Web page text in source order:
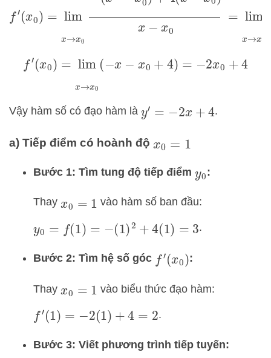
(
2− 2) − x0 limx x
)
+4 )x −x0
f′(x0 )= limx→x0 (− x−x0 +4 )=−2x0+ 4
Vậy hàm số có đạo hàm là y′ =− 2x+4 .
a) Tiếp điểm có hoành độ x0 =1
Bước 1: Tìm tung độ tiếp điểm y0:
Thay x0 =1 vào hàm số ban đầu:
y0 =f 1)=− (1 )2+4(1 )= 3 .
Bước 2: Tìm hệ số góc f′(x0) :
Thay x0 =1 vào biểu thức đạo hàm:
f′(1)= −2 (1)+4=2 .
Bước 3: Viết phương trình tiếp tuyến: